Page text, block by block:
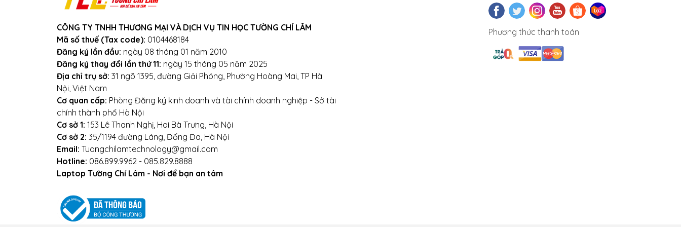
Địa chỉ: Số 153 Lê Thanh Nghị- Phường Đồng Tâm- Quận Hai Bà Trưng- Hà Nội.
CÔNG TY TNHH THƯƠNG MẠI VÀ DỊCH VỤ TIN HỌC TƯỜNG CHÍ LÂM
Mã số thuế (Tax code): 0104468184
Đăng ký lần đầu: ngày 08 tháng 01 năm 2010
Đăng ký thay đổi lần thứ 11: ngày 15 tháng 05 năm 2025
Địa chỉ trụ sở: 31 ngõ 1395, đường Giải Phóng, Phường Hoàng Mai, TP Hà
Nội, Việt Nam
Cơ quan cấp: Phòng Đăng ký kinh doanh và tài chính doanh nghiệp - Sở tài
chính thành phố Hà Nội
Cơ sở 1: 153 Lê Thanh Nghị, Hai Bà Trưng, Hà Nội
Cơ sở 2: 35/1194 đường Láng, Đống Đa, Hà Nội
Email: Tuongchilamtechnology@gmail.com
Hotline: 086.899.9962 - 085.829.8888
Laptop Tường Chí Lâm - Nơi để bạn an tâm
Phương thức thanh toán